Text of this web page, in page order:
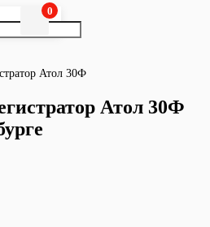
0
Атол 30Ф
Атол 30Ф